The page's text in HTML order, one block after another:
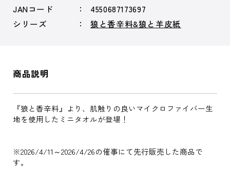
JANコード
4550687173697
シリーズ
狼と香辛料&狼と羊皮紙
商品説明
『狼と香辛料』より、肌触りの良いマイクロファイバー生
地を使用したミニタオルが登場！
※2026/4/11～2026/4/26の催事にて先行販売した商品で
す。